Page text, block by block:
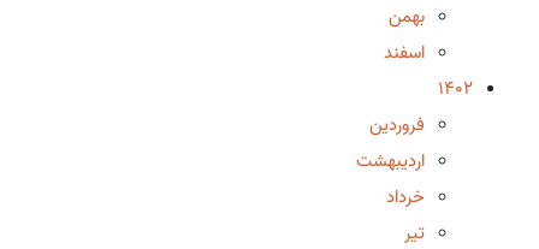
بهمن
اسفند
1402
فروردین
اردیبهشت
خرداد
تیر